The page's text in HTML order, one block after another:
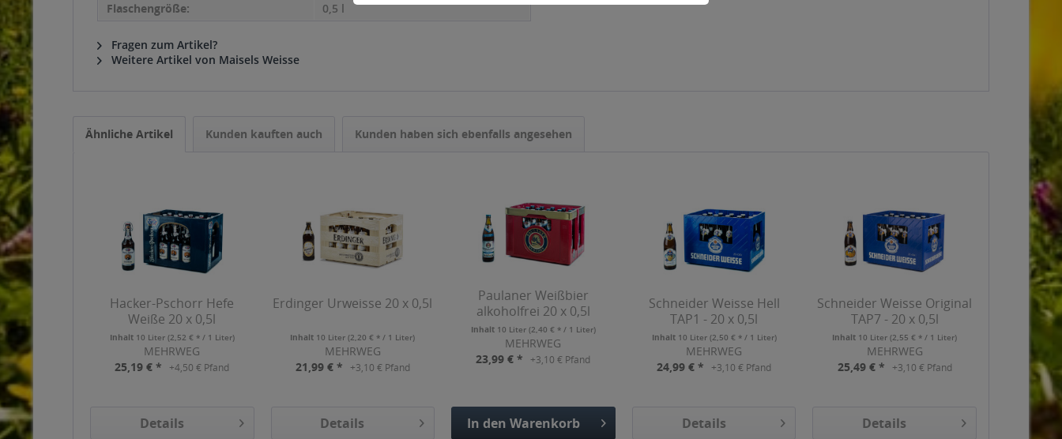
Flaschengröße:
0,5 l
Fragen zum Artikel?
Weitere Artikel von Maisels Weisse
Ähnliche Artikel Kunden kauften auch Kunden haben sich ebenfalls angesehen
Hacker-Pschorr Hefe
Weiße 20 x 0,5l
Inhalt 10 Liter (2,52 € * / 1 Liter)
MEHRWEG
25,19 € *
+4,50 € Pfand
Details
Erdinger Urweisse 20 x 0,5l
Inhalt 10 Liter(2,20 € * / 1 Liter)
MEHRWEG
21,99 € *
+3,10 € Pfand
Details
Paulaner Weißbier
alkoholfrei 20 x 0,5l
Inhalt 10 Liter (2,40 € * / 1 Liter)
MEHRWEG
23,99 € *
+3,10 € Pfand
In den Warenkorb
Schneider Weisse Hell
TAP1 - 20 x 0,5l
Inhalt 10 Liter (2,50 € * / 1 Liter)
MEHRWEG
24,99 € *
+3,10 € Pfand
Details
Schneider Weisse Original
TAP7 - 20 x 0,5l
Inhalt 10 Liter(2,55 € * / 1 Liter)
MEHRWEG
25,49 € *
+3,10 € Pfand
Details